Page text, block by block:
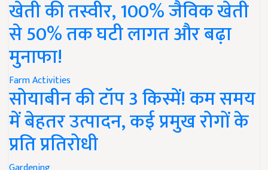
खेती की तस्वीर, 100% जैविक खेती
से 50% तक घटी लागत और बढ़ा
मुनाफा!
Farm Activities
सोयाबीन की टॉप 3 किस्में! कम समय
में बेहतर उत्पादन, कई प्रमुख रोगों के
प्रति प्रतिरोधी